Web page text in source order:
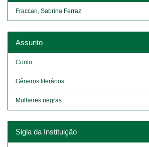
Fraccari, Sabrina Ferraz
Assunto
Conto
Gêneros literários
Mulheres negras
Sigla da Instituição